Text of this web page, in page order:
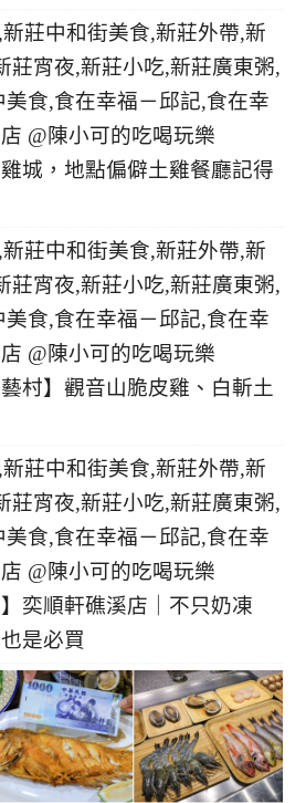
城，地點偏僻土雞餐廳記得
村】觀音山脆皮雞、白斬土
】奕順軒礁溪店｜不只奶凍
是必買